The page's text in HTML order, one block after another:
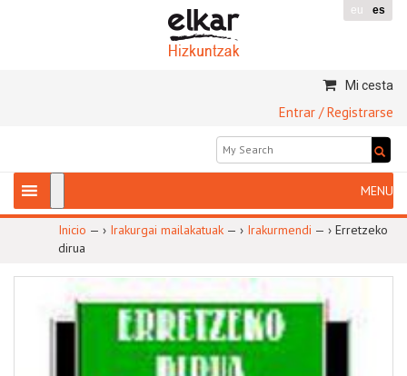
eu es
Mi cesta
Entrar / Registrarse
Inicio — › Irakurgai mailakatuak — › Irakurmendi — › Erretzeko
dirua